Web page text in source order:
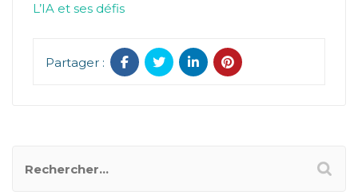
L’IA et ses défis
Partager :